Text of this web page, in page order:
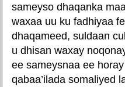
sameyso dhaqanka
waxaa uu ku fadhiyaa
dhaqameed, suldaan
u dhisan waxay
ee sameysnaa ee
qabaa’ilada somaliyed